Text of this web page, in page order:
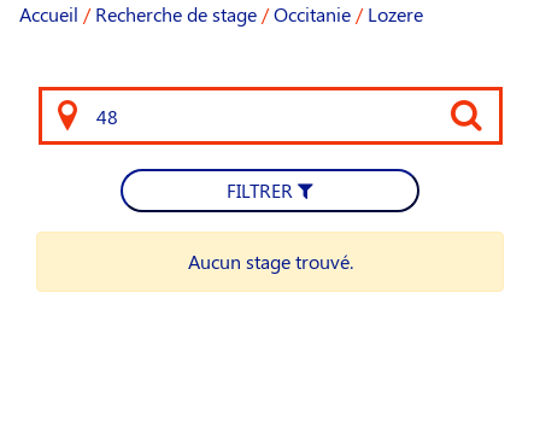
Accueil / Recherche de stage /Occitanie / Lozere
FILTRER
Aucun stage trouvé.